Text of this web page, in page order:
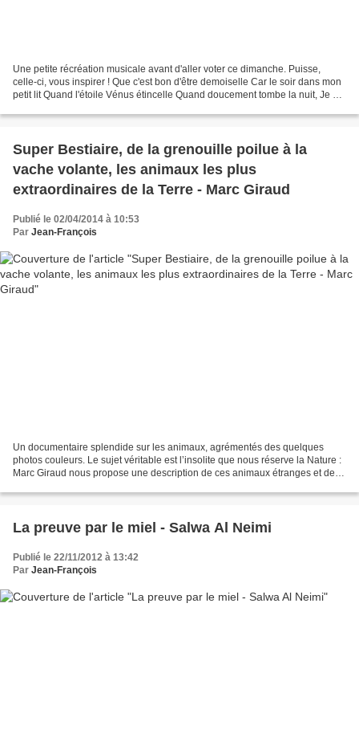
Une petite récréation musicale avant d'aller voter ce dimanche. Puisse,
celle-ci, vous inspirer ! Que c'est bon d'être demoiselle Car le soir dans mon
petit lit Quand l'étoile Vénus étincelle Quand doucement tombe la nuit, Je me
Super Bestiaire, de la grenouille poilue à la
vache volante, les animaux les plus
extraordinaires de la Terre - Marc Giraud
Publié le 02/04/2014 à 10:53
Par Jean-François
Un documentaire splendide sur les animaux, agrémentés des quelques
photos couleurs. Le sujet véritable est l’insolite que nous réserve la Nature :
Marc Giraud nous propose une description de ces animaux étranges et de
La preuve par le miel - Salwa Al Neimi
Publié le 22/11/2012 à 13:42
Par Jean-François